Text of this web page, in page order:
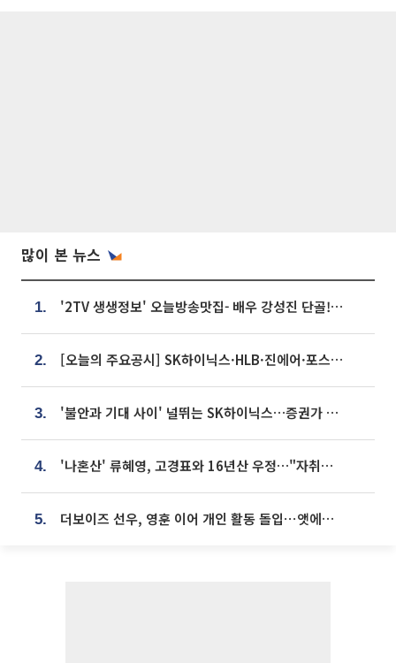
많이 본 뉴스
1. '2TV 생생정보' 오늘방송맛집- 배우 강성진 단골! 쌀국수ㆍ푸팟퐁 커리 맛집 '블○○○'
2. [오늘의 주요공시] SK하이닉스·HLB·진에어·포스코홀딩스·네이버·대우건설 등
3. '불안과 기대 사이' 널뛰는 SK하이닉스…증권가 "HBM4·LTA 기반 펀터멘털 견고"
4. '나혼산' 류혜영, 고경표와 16년산 우정…"자취방서 부모님과 마주쳐"
5. 더보이즈 선우, 영훈 이어 개인 활동 돌입⋯앳에어리어와 전속계약